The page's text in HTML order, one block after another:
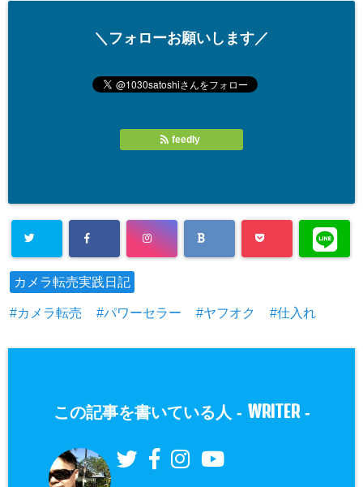
＼フォローお願いします／
feedly
カメラ転売実践日記
カメラ転売 パワーセラー ヤフオク 仕入れ
この記事を書いている人 - WRITER-